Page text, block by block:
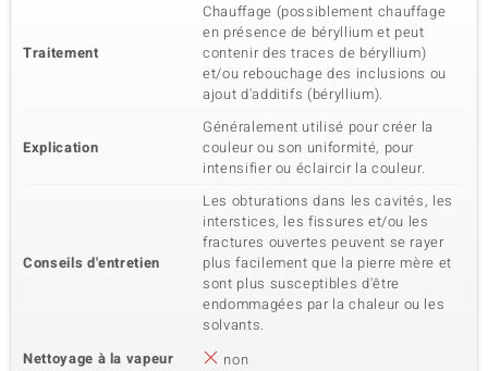
Traitement
Chauffage (possiblement chauffage
en présence de béryllium et peut
contenir des traces de béryllium)
et/ou rebouchage des inclusions ou
ajout d'additifs (béryllium).
Explication
Généralement utilisé pour créer la
couleur ou son uniformité, pour
intensifier ou éclaircir la couleur.
Conseils d'entretien
Les obturations dans les cavités, les
interstices, les fissures et/ou les
fractures ouvertes peuvent se rayer
plus facilement que la pierre mère et
sont plus susceptibles d'être
endommagées par la chaleur ou les
solvants.
Nettoyage à la vapeur
non